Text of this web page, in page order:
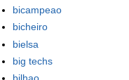
bicampeao
bicheiro
bielsa
big techs